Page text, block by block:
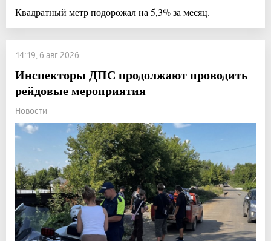
Квадратный метр подорожал на 5,3% за месяц.
14:19, 6 авг 2026
Инспекторы ДПС продолжают проводить
рейдовые мероприятия
Новости